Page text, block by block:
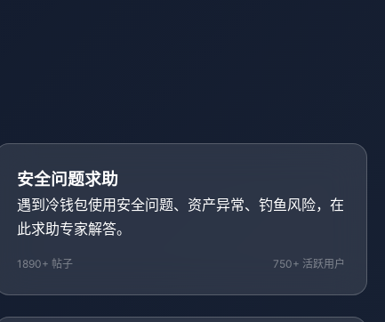
安全问题求助
遇到冷钱包使用安全问题、资产异常、钓鱼风险，在
此求助专家解答。
1890+ 帖子 750+ 活跃用户